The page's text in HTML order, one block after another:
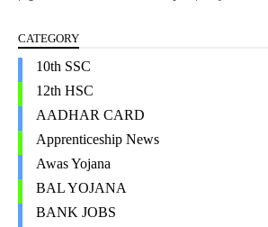
CATEGORY
10th SSC
12th HSC
AADHAR CARD
Apprenticeship News
Awas Yojana
BAL YOJANA
BANK JOBS